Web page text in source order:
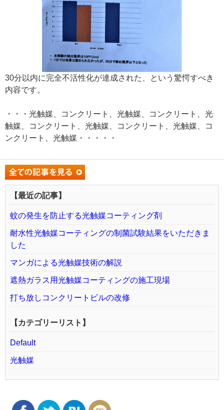
30分以内に完全不活性化が達成された、という驚愕すべき
内容です。
・・・光触媒、コンクリート、光触媒、コンクリート、光
触媒、コンクリート、光触媒、コンクリート、光触媒、コ
ンクリート、光触媒・・・・・
【最近の記事】
蚊の発生を防止する光触媒コーティング剤
耐水性光触媒コーティングの制菌試験結果をいただきま
した
マンガによる光触媒技術の解説
遮熱ガラス用光触媒コーティングの施工現場
打ち放しコンクリートビルの改修
【カテゴリーリスト】
Default
光触媒